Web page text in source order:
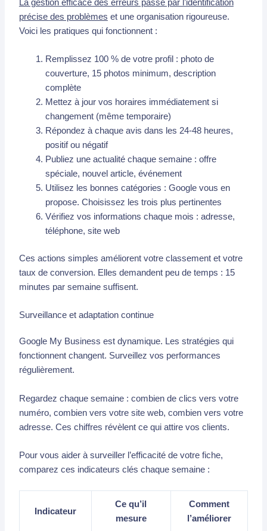
La gestion efficace des erreurs passe par l’identification
précise des problèmes et une organisation rigoureuse.
Voici les pratiques qui fonctionnent :
Remplissez 100 % de votre profil : photo de
couverture, 15 photos minimum, description
complète
Mettez à jour vos horaires immédiatement si
changement (même temporaire)
Répondez à chaque avis dans les 24-48 heures,
positif ou négatif
Publiez une actualité chaque semaine : offre
spéciale, nouvel article, événement
Utilisez les bonnes catégories : Google vous en
propose. Choisissez les trois plus pertinentes
Vérifiez vos informations chaque mois : adresse,
téléphone, site web
Ces actions simples améliorent votre classement et votre
taux de conversion. Elles demandent peu de temps : 15
minutes par semaine suffisent.
Surveillance et adaptation continue
Google My Business est dynamique. Les stratégies qui
fonctionnent changent. Surveillez vos performances
régulièrement.
Regardez chaque semaine : combien de clics vers votre
numéro, combien vers votre site web, combien vers votre
adresse. Ces chiffres révèlent ce qui attire vos clients.
Pour vous aider à surveiller l’efficacité de votre fiche,
comparez ces indicateurs clés chaque semaine :
Indicateur
Ce qu’il
mesure
Comment
l’améliorer